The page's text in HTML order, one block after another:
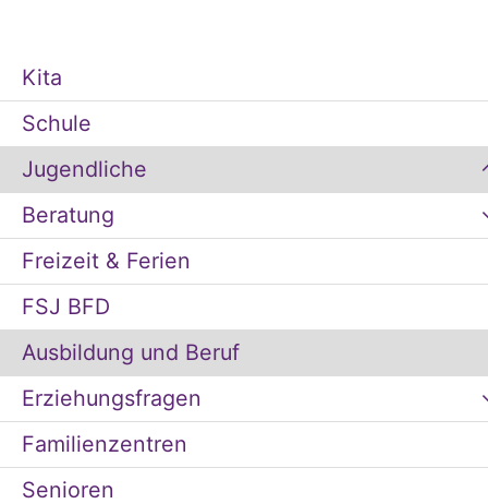
Kita
Schule
Jugendliche
Beratung
Freizeit & Ferien
FSJ BFD
Ausbildung und Beruf
Erziehungsfragen
Familienzentren
Senioren